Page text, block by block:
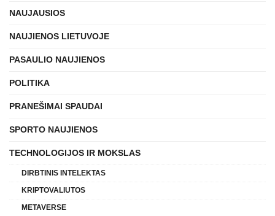
NAUJAUSIOS
NAUJIENOS LIETUVOJE
PASAULIO NAUJIENOS
POLITIKA
PRANEŠIMAI SPAUDAI
SPORTO NAUJIENOS
TECHNOLOGIJOS IR MOKSLAS
DIRBTINIS INTELEKTAS
KRIPTOVALIUTOS
METAVERSE